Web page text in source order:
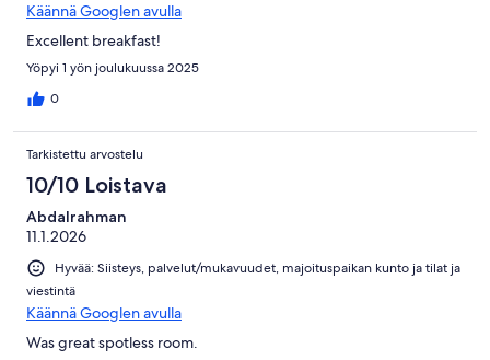
Käännä Googlen avulla
Excellent breakfast!
Yöpyi 1 yön joulukuussa 2025
0
Tarkistettu arvostelu
10/10 Loistava
Abdalrahman
11.1.2026
Hyvää: Siisteys, palvelut/mukavuudet, majoituspaikan kunto ja tilat ja
viestintä
Käännä Googlen avulla
Was great spotless room.